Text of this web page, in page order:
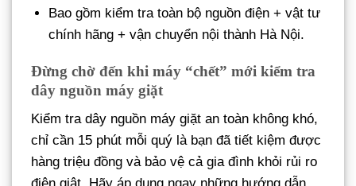
Bao gồm kiểm tra toàn bộ nguồn điện + vật tư
chính hãng + vận chuyển nội thành Hà Nội.
Đừng chờ đến khi máy “chết” mới kiểm tra
dây nguồn máy giặt
Kiểm tra dây nguồn máy giặt an toàn không khó,
chỉ cần 15 phút mỗi quý là bạn đã tiết kiệm được
hàng triệu đồng và bảo vệ cả gia đình khỏi rủi ro
điện giật. Hãy áp dụng ngay những hướng dẫn